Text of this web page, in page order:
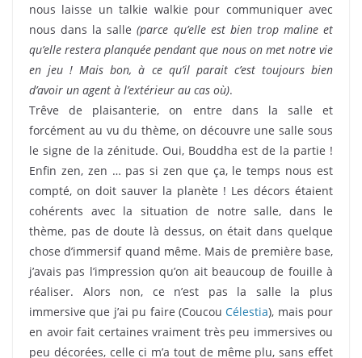
nous laisse un talkie walkie pour communiquer avec
nous dans la salle(parce qu’elle est bien trop maline et
qu’elle restera planquée pendant que nous on met notre vie
en jeu ! Mais bon, à ce qu’il parait c’est toujours bien
d’avoir un agent à l’extérieur au cas où).
Trêve de plaisanterie, on entre dans la salle et
forcément au vu du thème, on découvre une salle sous
le signe de la zénitude. Oui, Bouddha est de la partie !
Enfin zen, zen … pas si zen que ça, le temps nous est
compté, on doit sauver la planète ! Les décors étaient
cohérents avec la situation de notre salle, dans le
thème, pas de doute là dessus, on était dans quelque
chose d’immersif quand même. Mais de première base,
j’avais pas l’impression qu’on ait beaucoup de fouille à
réaliser. Alors non, ce n’est pas la salle la plus
immersive que j’ai pu faire (CoucouCélestia), mais pour
en avoir fait certaines vraiment très peu immersives ou
peu décorées, celle ci m’a tout de même plu, sans effet